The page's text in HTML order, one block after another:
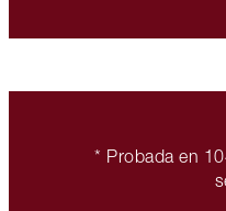
* Probada en